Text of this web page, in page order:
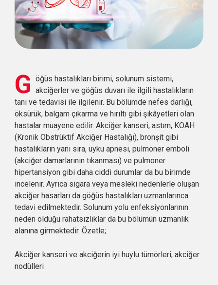
G öğüs hastalıkları birimi, solunum sistemi,
akciğerler ve göğüs duvarı ile ilgili hastalıkların
tanı ve tedavisi ile ilgilenir. Bu bölümde nefes darlığı,
öksürük, balgam çıkarma ve hırıltı gibi şikâyetleri olan
hastalar muayene edilir. Akciğer kanseri, astım, KOAH
(Kronik Obstrüktif Akciğer Hastalığı), bronşit gibi
hastalıkların yanı sıra, uyku apnesi, pulmoner emboli
(akciğer damarlarının tıkanması) ve pulmoner
hipertansiyon gibi daha ciddi durumlar da bu birimde
incelenir. Ayrıca sigara veya mesleki nedenlerle oluşan
akciğer hasarları da göğüs hastalıkları uzmanlarınca
tedavi edilmektedir. Solunum yolu enfeksiyonlarının
neden olduğu rahatsızlıklar da bu bölümün uzmanlık
alanına girmektedir. Özetle;
Akciğer kanseri ve akciğerin iyi huylu tümörleri, akciğer
nodülleri